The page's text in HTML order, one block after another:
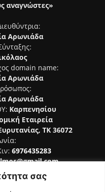
σας
αναγνώστες»
Αρωνιάδα
domain name:
Αρωνιάδα
Αρωνιάδα
Καρπενησίου
Εταιρεία
ΤΚ 36072
6976435283
Μ.Η.Τ. 242044